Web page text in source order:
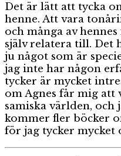
Det är lätt att tycka
henne. Att vara
och många av
själv relatera till. Det
ju något som är
jag inte har någon
tycker är mycket
om Agnes får mig
samiska världen,
kommer fler böcker
för jag tycker mycket